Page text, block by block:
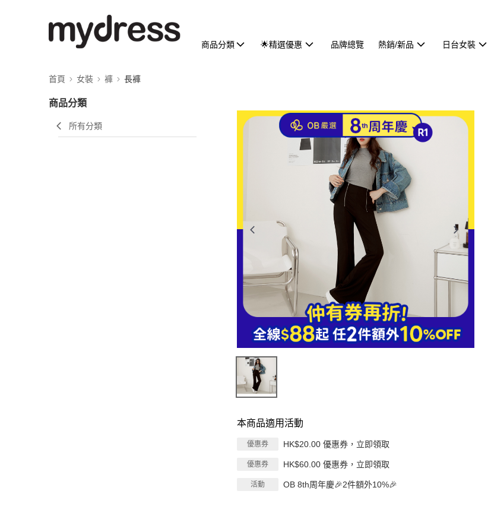
商品分類 🌟精選優惠 品牌總覽 熱銷/新品 日台女裝
首頁 女裝 褲 長褲
商品分類
所有分類
本商品適用活動
優惠券 HK$20.00 優惠券，立即領取
優惠券 HK$60.00 優惠券，立即領取
活動 OB 8th周年慶🎉2件額外10%🎉